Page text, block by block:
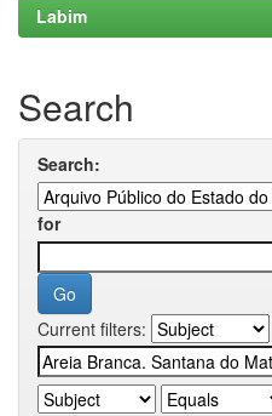
Labim
Search
Search:
for
Current filters: